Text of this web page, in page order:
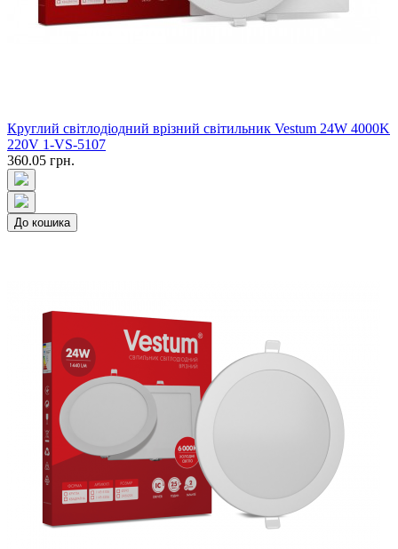
Круглий світлодіодний врізний світильник Vestum 24W 4000K
220V 1-VS-5107
360.05 грн.
До кошика